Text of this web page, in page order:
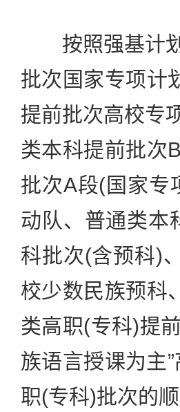
按照强基计划
批次国家专项计
提前批次高校专
类本科提前批次
批次A段(国家专
动队、普通类本
科批次(含预科)
校少数民族预科
类高职(专科)提
族语言授课为主
职(专科)批次的